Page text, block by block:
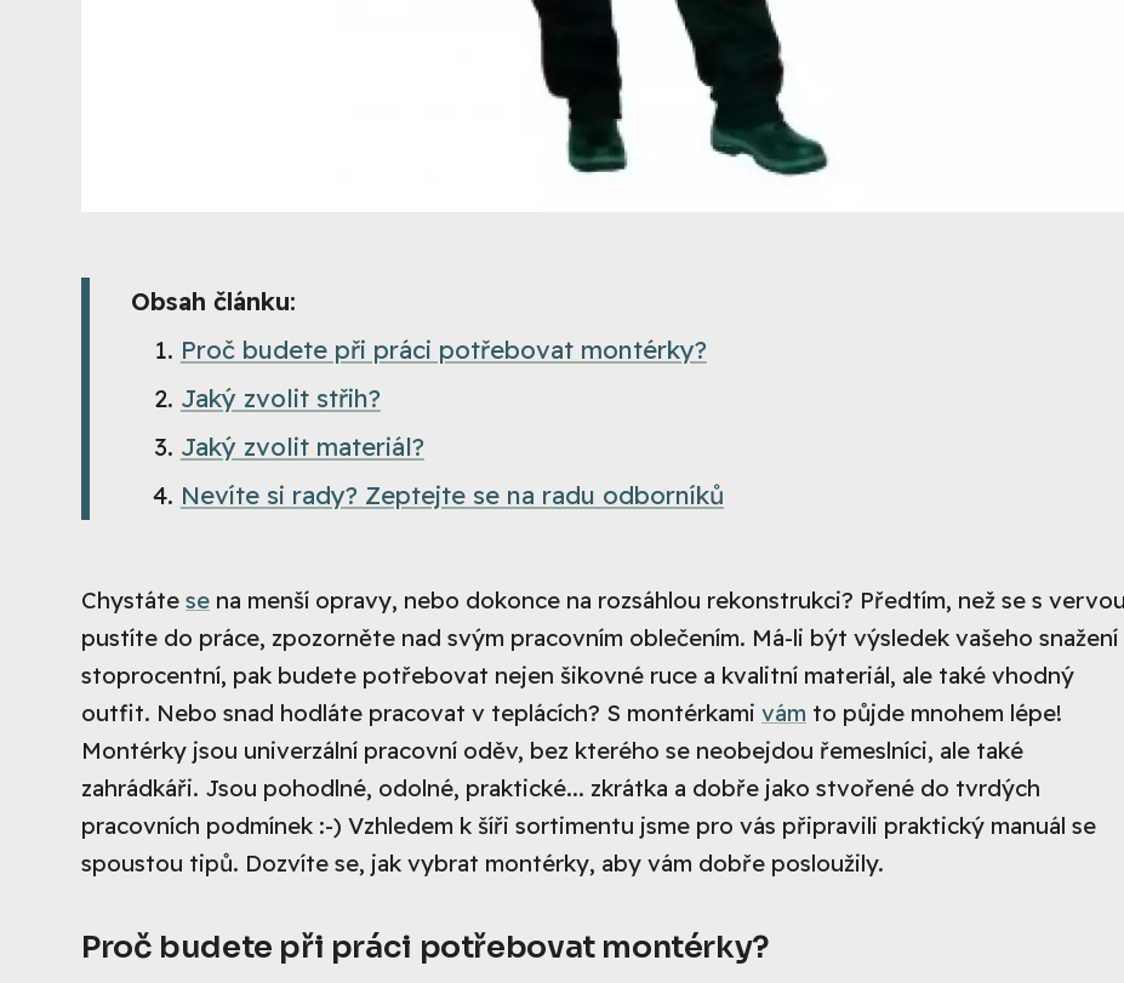
Obsah článku:
Proč budete při práci potřebovat montérky?
Jaký zvolit střih?
Jaký zvolit materiál?
Nevíte si rady? Zeptejte se na radu odborníků
Chystáte se na menší opravy, nebo dokonce na rozsáhlou rekonstrukci? Předtím, než se s vervou
pustíte do práce, zpozorněte nad svým pracovním oblečením. Má-li být výsledek vašeho snažení
stoprocentní, pak budete potřebovat nejen šikovné ruce a kvalitní materiál, ale také vhodný
outfit. Nebo snad hodláte pracovat v teplácích? S montérkami vám to půjde mnohem lépe!
Montérky jsou univerzální pracovní oděv, bez kterého se neobejdou řemeslníci, ale také
zahrádkáři. Jsou pohodlné, odolné, praktické... zkrátka a dobře jako stvořené do tvrdých
pracovních podmínek :-) Vzhledem k šíři sortimentu jsme pro vás připravili praktický manuál se
spoustou tipů. Dozvíte se, jak vybrat montérky, aby vám dobře posloužily.
Proč budete při práci potřebovat montérky?